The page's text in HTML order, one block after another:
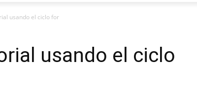
usando el ciclo for
usando el ciclo